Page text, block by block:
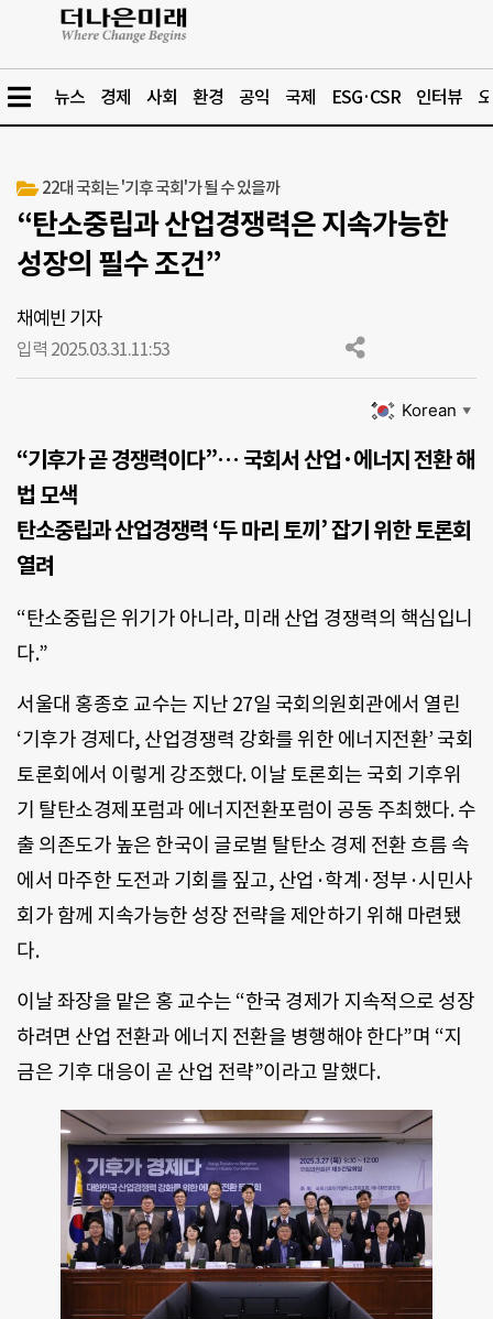
뉴스 경제 사회 환경 공익 국제 ESG·CSR 인터뷰
22대 국회는 '기후 국회'가 될 수 있을까
“탄소중립과 산업경쟁력은 지속가능한
성장의 필수 조건”
채예빈 기자
입력 2025.03.31.11:53
Korean ▼
“기후가 곧 경쟁력이다”… 국회서 산업·에너지 전환 해
법 모색
탄소중립과 산업경쟁력 ‘두 마리 토끼’ 잡기 위한 토론회
열려
“탄소중립은 위기가 아니라, 미래 산업 경쟁력의 핵심입니
다.”
서울대 홍종호 교수는 지난 27일 국회의원회관에서 열린
‘기후가 경제다, 산업경쟁력 강화를 위한 에너지전환’ 국회
토론회에서 이렇게 강조했다. 이날 토론회는 국회 기후위
기 탈탄소경제포럼과 에너지전환포럼이 공동 주최했다. 수
출 의존도가 높은 한국이 글로벌 탈탄소 경제 전환 흐름 속
에서 마주한 도전과 기회를 짚고, 산업·학계·정부·시민사
회가 함께 지속가능한 성장 전략을 제안하기 위해 마련됐
다.
이날 좌장을 맡은 홍 교수는 “한국 경제가 지속적으로 성장
하려면 산업 전환과 에너지 전환을 병행해야 한다”며 “지
금은 기후 대응이 곧 산업 전략”이라고 말했다.